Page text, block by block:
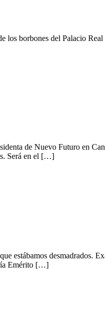
borbones del Palacio
de Nuevo Futuro en
Será en el […]
estábamos desmadrados.
Emérito […]